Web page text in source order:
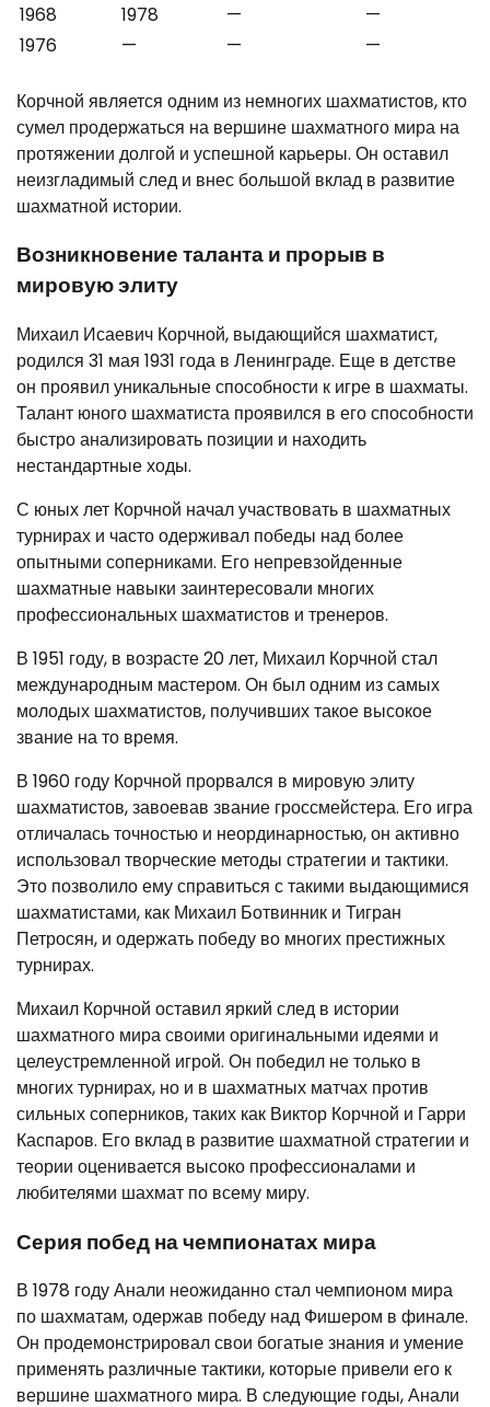
1968
1978 —
—
1976
— — —
Корчной является одним из немногих шахматистов, кто
сумел продержаться на вершине шахматного мира на
протяжении долгой и успешной карьеры. Он оставил
неизгладимый след и внес большой вклад в развитие
шахматной истории.
Возникновение таланта и прорыв в
мировую элиту
Михаил Исаевич Корчной, выдающийся шахматист,
родился 31 мая 1931 года в Ленинграде. Еще в детстве
он проявил уникальные способности к игре в шахматы.
Талант юного шахматиста проявился в его способности
быстро анализировать позиции и находить
нестандартные ходы.
С юных лет Корчной начал участвовать в шахматных
турнирах и часто одерживал победы над более
опытными соперниками. Его непревзойденные
шахматные навыки заинтересовали многих
профессиональных шахматистов и тренеров.
В 1951 году, в возрасте 20 лет, Михаил Корчной стал
международным мастером. Он был одним из самых
молодых шахматистов, получивших такое высокое
звание на то время.
В 1960 году Корчной прорвался в мировую элиту
шахматистов, завоевав звание гроссмейстера. Его игра
отличалась точностью и неординарностью, он активно
использовал творческие методы стратегии и тактики.
Это позволило ему справиться с такими выдающимися
шахматистами, как Михаил Ботвинник и Тигран
Петросян, и одержать победу во многих престижных
турнирах.
Михаил Корчной оставил яркий след в истории
шахматного мира своими оригинальными идеями и
целеустремленной игрой. Он победил не только в
многих турнирах, но и в шахматных матчах против
сильных соперников, таких как Виктор Корчной и Гарри
Каспаров. Его вклад в развитие шахматной стратегии и
теории оценивается высоко профессионалами и
любителями шахмат по всему миру.
Серия побед на чемпионатах мира
В 1978 году Анали неожиданно стал чемпионом мира
по шахматам, одержав победу над Фишером в финале.
Он продемонстрировал свои богатые знания и умение
применять различные тактики, которые привели его к
вершине шахматного мира. В следующие годы, Анали